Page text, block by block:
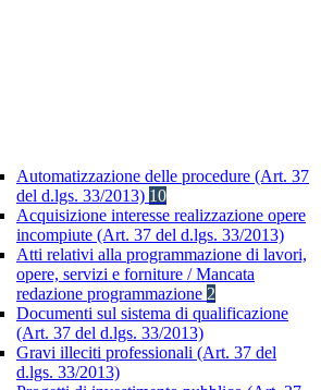
Automatizzazione delle procedure (Art. 37
del d.lgs. 33/2013) 10
Acquisizione interesse realizzazione opere
incompiute (Art. 37 del d.lgs. 33/2013)
Atti relativi alla programmazione di lavori,
opere, servizi e forniture / Mancata
redazione programmazione 2
Documenti sul sistema di qualificazione
(Art. 37 del d.lgs. 33/2013)
Gravi illeciti professionali (Art. 37 del
d.lgs. 33/2013)